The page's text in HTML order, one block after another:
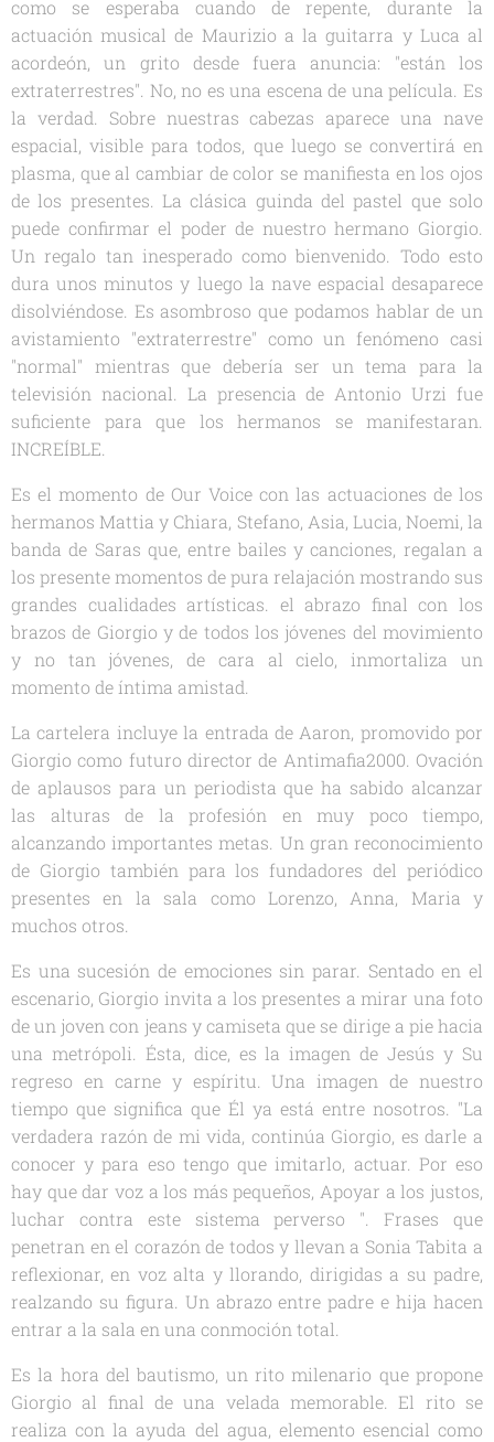
como se esperaba cuando de repente, durante la
actuación musical de Maurizio a la guitarra y Luca al
acordeón, un grito desde fuera anuncia: "están los
extraterrestres". No, no es una escena de una película. Es
la verdad. Sobre nuestras cabezas aparece una nave
espacial, visible para todos, que luego se convertirá en
plasma, que al cambiar de color se manifiesta en los ojos
de los presentes. La clásica guinda del pastel que solo
puede confirmar el poder de nuestro hermano Giorgio.
Un regalo tan inesperado como bienvenido. Todo esto
dura unos minutos y luego la nave espacial desaparece
disolviéndose. Es asombroso que podamos hablar de un
avistamiento "extraterrestre" como un fenómeno casi
"normal" mientras que debería ser un tema para la
televisión nacional. La presencia de Antonio Urzi fue
suficiente para que los hermanos se manifestaran.
INCREÍBLE.
Es el momento de Our Voice con las actuaciones de los
hermanos Mattia y Chiara, Stefano, Asia, Lucia, Noemi, la
banda de Saras que, entre bailes y canciones, regalan a
los presente momentos de pura relajación mostrando sus
grandes cualidades artísticas. el abrazo final con los
brazos de Giorgio y de todos los jóvenes del movimiento
y no tan jóvenes, de cara al cielo, inmortaliza un
momento de íntima amistad.
La cartelera incluye la entrada de Aaron, promovido por
Giorgio como futuro director de Antimafia2000. Ovación
de aplausos para un periodista que ha sabido alcanzar
las alturas de la profesión en muy poco tiempo,
alcanzando importantes metas. Un gran reconocimiento
de Giorgio también para los fundadores del periódico
presentes en la sala como Lorenzo, Anna, Maria y
muchos otros.
Es una sucesión de emociones sin parar. Sentado en el
escenario, Giorgio invita a los presentes a mirar una foto
de un joven con jeans y camiseta que se dirige a pie hacia
una metrópoli. Ésta, dice, es la imagen de Jesús y Su
regreso en carne y espíritu. Una imagen de nuestro
tiempo que significa que Él ya está entre nosotros. "La
verdadera razón de mi vida, continúa Giorgio, es darle a
conocer y para eso tengo que imitarlo, actuar. Por eso
hay que dar voz a los más pequeños, Apoyar a los justos,
luchar contra este sistema perverso ". Frases que
penetran en el corazón de todos y llevan a Sonia Tabita a
reflexionar, en voz alta y llorando, dirigidas a su padre,
realzando su figura. Un abrazo entre padre e hija hacen
entrar a la sala en una conmoción total.
Es la hora del bautismo, un rito milenario que propone
Giorgio al final de una velada memorable. El rito se
realiza con la ayuda del agua, elemento esencial como